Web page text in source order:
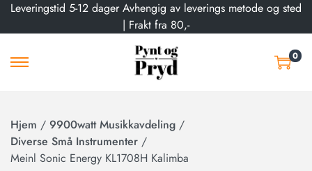
Leveringstid 5-12 dager Avhengig av leverings metode og sted
| Frakt fra 80,-
0
Hjem / 9900watt Musikkavdeling /
Diverse Små Instrumenter /
Meinl Sonic Energy KL1708H Kalimba